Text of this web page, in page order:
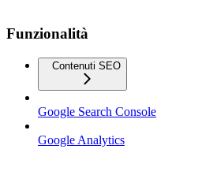
Funzionalità
Contenuti SEO
Google Search Console
Google Analytics